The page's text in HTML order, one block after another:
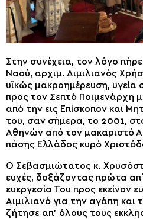
Στην συνέχεια, τον λόγο
Ναού, αρχιμ. Αιμιλιανός
υϊκώς μακροημέρευση, υγεία
προς τον Σεπτό Ποιμενάρχη
από την εις Επίσκοπον και
του, σαν σήμερα, το 2001,
Αθηνών από τον μακαριστό
πάσης Ελλάδος κυρό
Ο Σεβασμιώτατος κ.
ευχές, δοξάζοντας πρώτα
ευεργεσία Του προς εκείνον
Αιμιλιανό για την αγάπη και
ζήτησε απ’ όλους τους